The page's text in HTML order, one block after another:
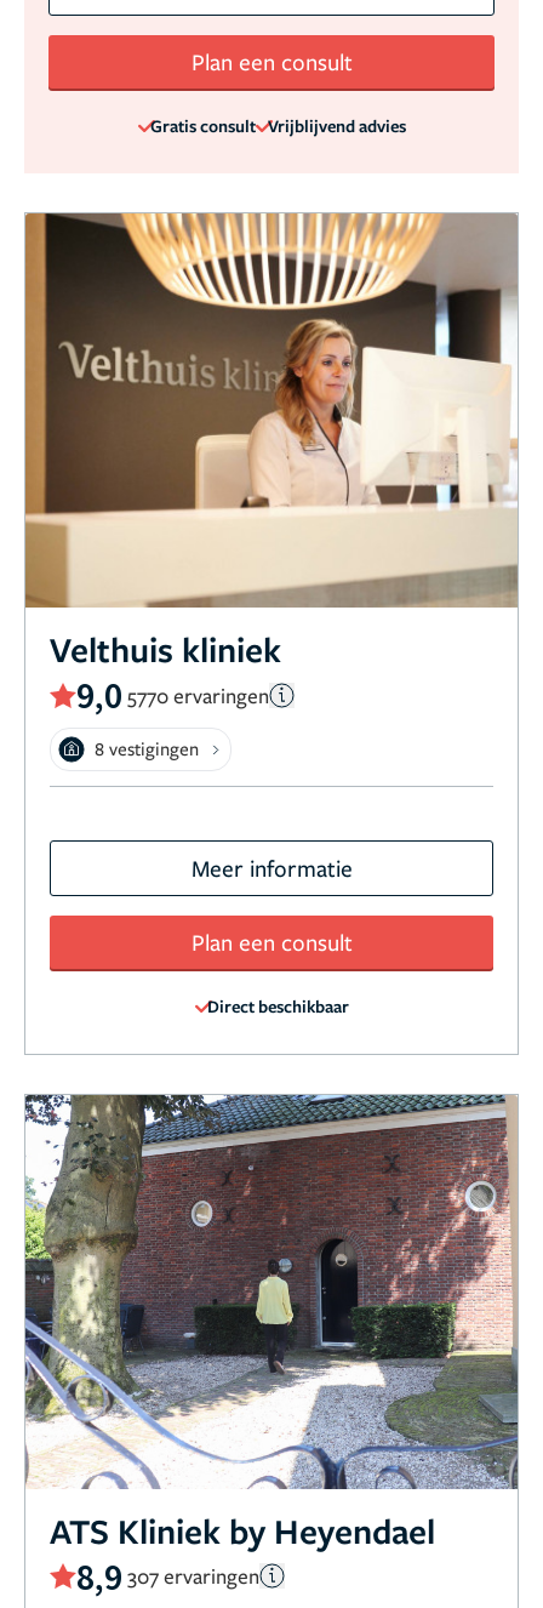
Plan een consult
Gratis consult Vrijblijvend advies
Velthuis kliniek
9,0 5770 ervaringen
8 vestigingen
Meer informatie
Plan een consult
Direct beschikbaar
ATS Kliniek by Heyendael
8,9 307 ervaringen